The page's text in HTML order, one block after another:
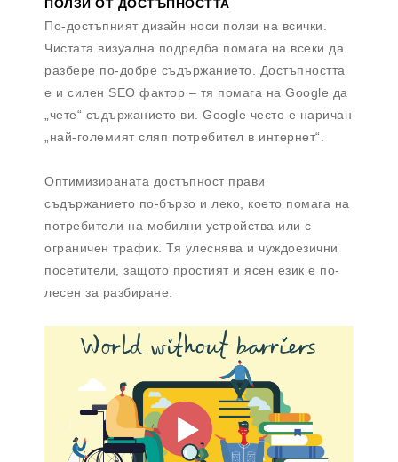
ПОЛЗИ ОТ ДОСТЪПНОСТТА
По-достъпният дизайн носи ползи на всички.
Чистата визуална подредба помага на всеки да
разбере по-добре съдържанието. Достъпността
е и силен SEO фактор – тя помага на Google да
„чете“ съдържанието ви. Google често е наричан
„най-големият сляп потребител в интернет“.
Оптимизираната достъпност прави
съдържанието по-бързо и леко, което помага на
потребители на мобилни устройства или с
ограничен трафик. Тя улеснява и чуждоезични
посетители, защото простият и ясен език е по-
лесен за разбиране.